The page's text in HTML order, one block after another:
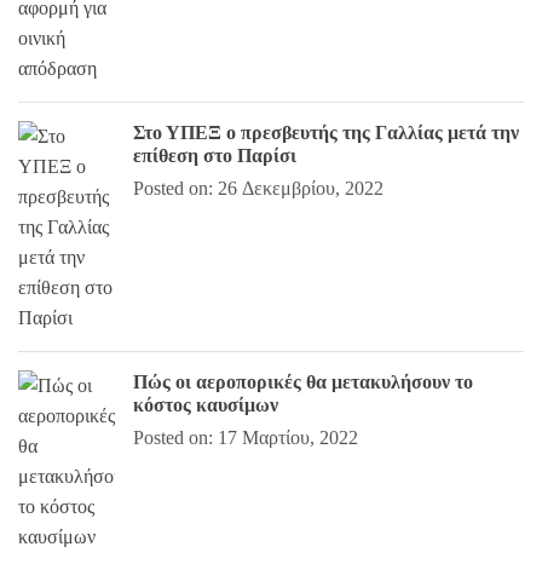
Στο ΥΠΕΞ ο πρεσβευτής της Γαλλίας μετά την
επίθεση στο Παρίσι
Posted on: 26 Δεκεμβρίου, 2022
Πώς οι αεροπορικές θα μετακυλήσουν το
κόστος καυσίμων
Posted on: 17 Μαρτίου, 2022